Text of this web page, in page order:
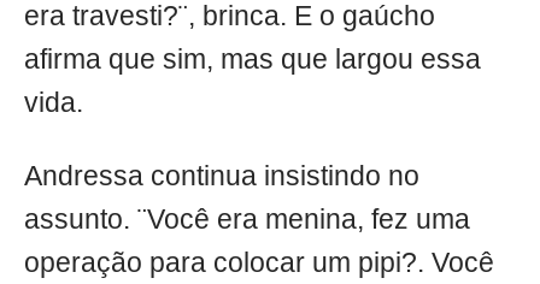
era travesti?¨, brinca. E o gaúcho
afirma que sim, mas que largou essa
vida.
Andressa continua insistindo no
assunto. ¨Você era menina, fez uma
operação para colocar um pipi?. Você